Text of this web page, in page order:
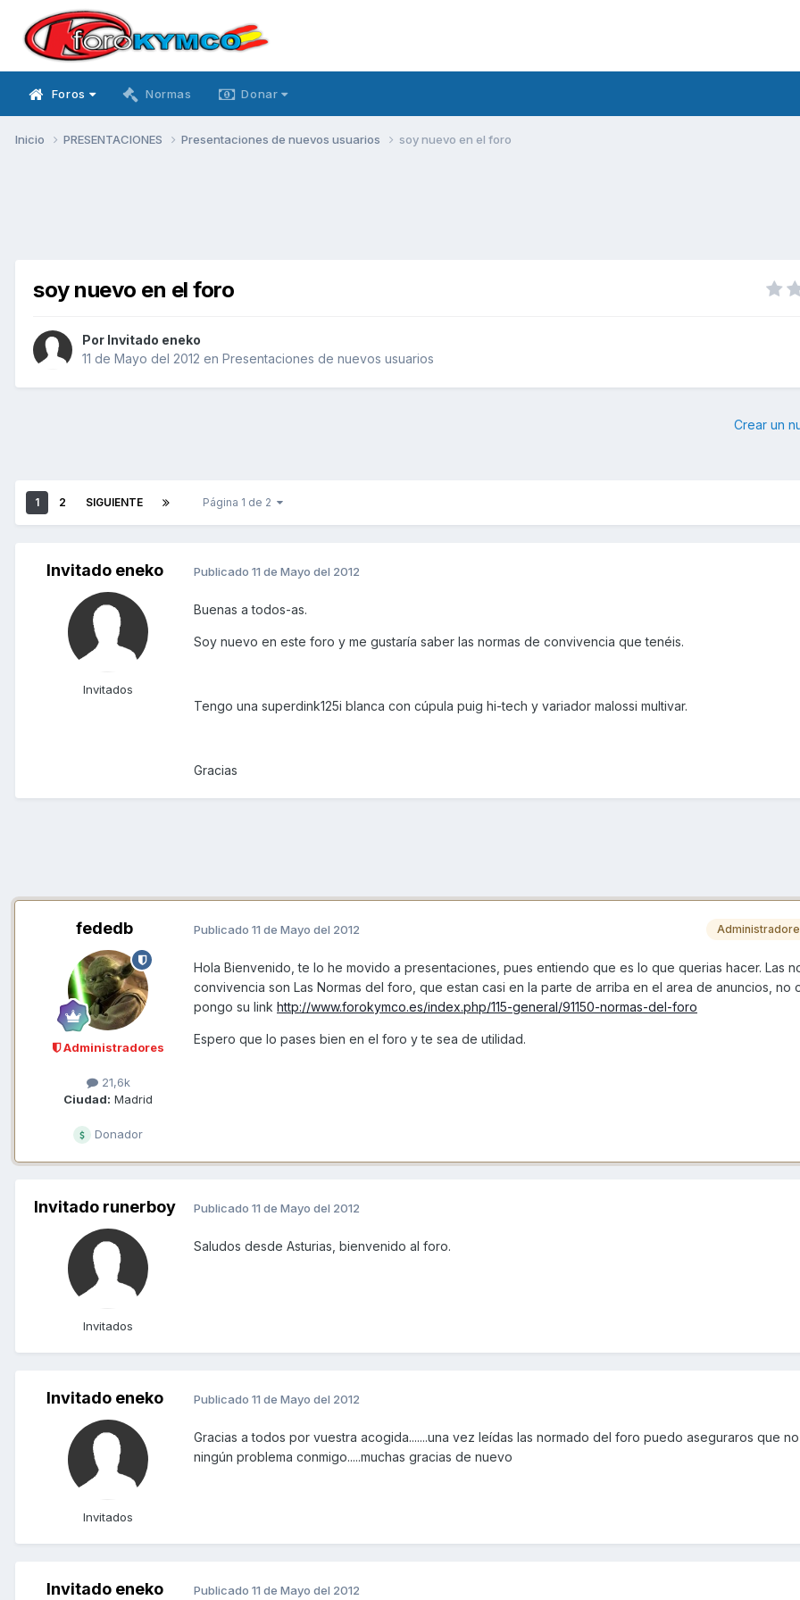
Foros Normas Donar
Inicio PRESENTACIONES Presentaciones de nuevos usuarios soy nuevo en el foro
soy nuevo en el foro
Por Invitado eneko
11 de Mayo del 2012 en Presentaciones de nuevos usuarios
Crear un
1 2 SIGUIENTE Página 1 de 2
Invitado eneko
Invitados
Publicado 11 de Mayo del 2012
Buenas a todos-as.
Soy nuevo en este foro y me gustaría saber las normas de convivencia que tenéis.
Tengo una superdink125i blanca con cúpula puig hi-tech y variador malossi multivar.
Gracias
fededb
Administradores
21,6k
Ciudad: Madrid
Donador
Publicado 11 de Mayo del 2012
Hola Bienvenido, te lo he movido a presentaciones, pues entiendo que es lo que querias hacer. Las
convivencia son Las Normas del foro, que estan casi en la parte de arriba en el area de anuncios, no
pongo su link http://www.forokymco.es/index.php/115-general/91150-normas-del-foro
Espero que lo pases bien en el foro y te sea de utilidad.
Invitado runerboy
Invitados
Publicado 11 de Mayo del 2012
Saludos desde Asturias, bienvenido al foro.
Invitado eneko
Invitados
Publicado 11 de Mayo del 2012
Gracias a todos por vuestra acogida.......una vez leídas las normado del foro puedo aseguraros que
ningún problema conmigo.....muchas gracias de nuevo
Invitado eneko Publicado 11 de Mayo del 2012